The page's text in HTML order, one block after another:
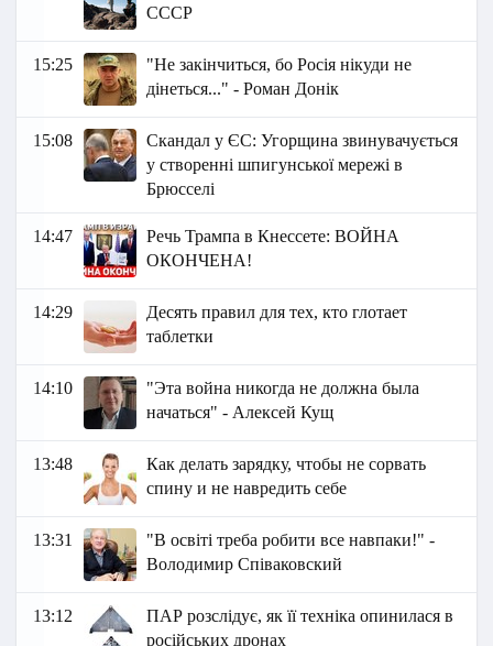
СССР
15:25
"Не закінчиться, бо Росія нікуди не
дінеться..." - Роман Донік
15:08
Скандал у ЄС: Угорщина звинувачується
у створенні шпигунської мережі в
Брюсселі
14:47
Речь Трампа в Кнессете: ВОЙНА
ОКОНЧЕНА!
14:29
Десять правил для тех, кто глотает
таблетки
14:10
"Эта война никогда не должна была
начаться" - Алексей Кущ
13:48
Как делать зарядку, чтобы не сорвать
спину и не навредить себе
13:31
"В освіті треба робити все навпаки!" -
Володимир Співаковский
13:12
ПАР розслідує, як її техніка опинилася в
російських дронах